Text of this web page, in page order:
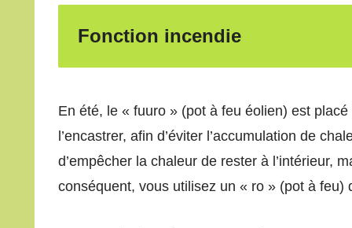
Fonction incendie
En été, le « fuuro » (pot à feu éolien) est
l’encastrer, afin d’éviter l’accumulation de
d’empêcher la chaleur de rester à l’intérieur,
conséquent, vous utilisez un « ro » (pot à